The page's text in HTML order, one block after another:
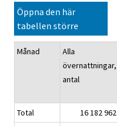
Öppna den här
tabellen större
Månad
Alla
övernattningar,
antal
Total
16 182 962